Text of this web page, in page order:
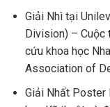
Giải Nhì tại
Division) – Cuộc
cứu khoa học
Association of
Giải Nhất Poster